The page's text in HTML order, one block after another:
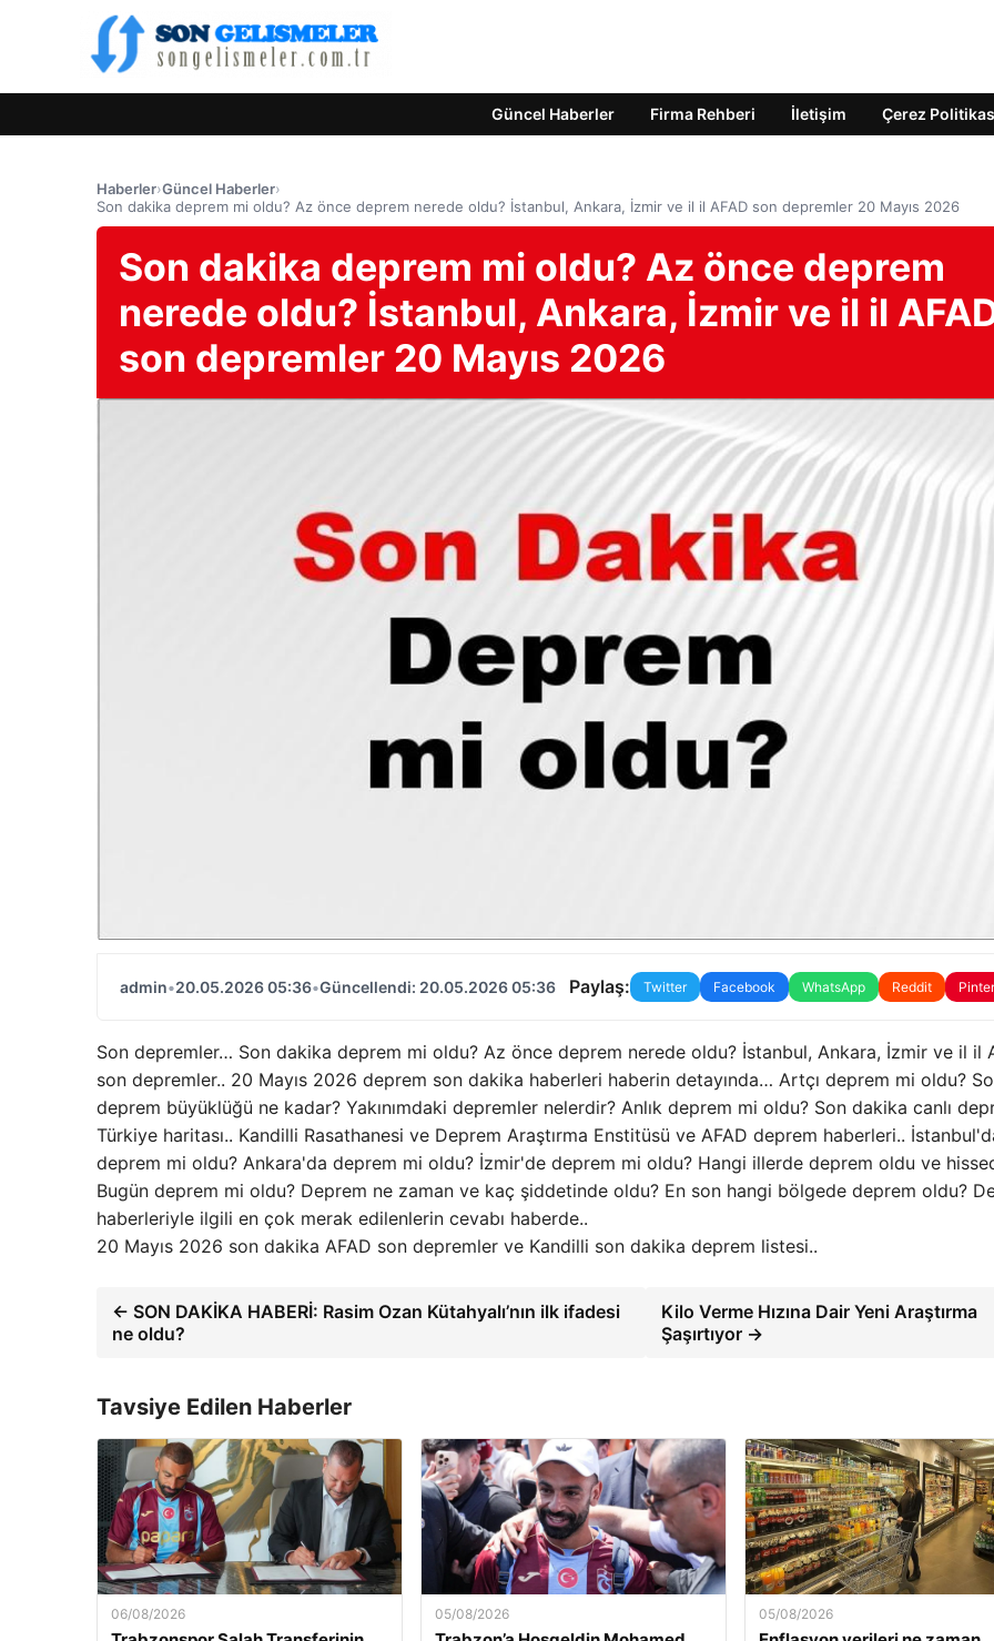
Güncel Haberler Firma Rehberi İletişim Çerez
Haberler›Güncel Haberler›
Son dakika deprem mi oldu? Az önce deprem nerede oldu? İstanbul, Ankara, İzmir ve il il AFAD son depremler 20 Mayıs 2026
Son dakika deprem mi oldu? Az önce deprem
nerede oldu? İstanbul, Ankara, İzmir ve il il
son depremler 20 Mayıs 2026
admin•20.05.2026 05:36•Güncellendi: 20.05.2026 05:36 Paylaş: Twitter Facebook WhatsApp Reddit
Son depremler… Son dakika deprem mi oldu? Az önce deprem nerede oldu? İstanbul, Ankara, İzmir ve il il
son depremler.. 20 Mayıs 2026 deprem son dakika haberleri haberin detayında… Artçı deprem mi oldu?
deprem büyüklüğü ne kadar? Yakınımdaki depremler nelerdir? Anlık deprem mi oldu? Son dakika canlı
Türkiye haritası.. Kandilli Rasathanesi ve Deprem Araştırma Enstitüsü ve AFAD deprem haberleri..
deprem mi oldu? Ankara'da deprem mi oldu? İzmir'de deprem mi oldu? Hangi illerde deprem oldu ve
Bugün deprem mi oldu? Deprem ne zaman ve kaç şiddetinde oldu? En son hangi bölgede deprem oldu?
haberleriyle ilgili en çok merak edilenlerin cevabı haberde..
20 Mayıs 2026 son dakika AFAD son depremler ve Kandilli son dakika deprem listesi..
← SON DAKİKA HABERİ: Rasim Ozan Kütahyalı’nın ilk ifadesi
ne oldu?
Kilo Verme Hızına Dair Yeni Araştırma
Şaşırtıyor →
Tavsiye Edilen Haberler
06/08/2026 05/08/2026 05/08/2026